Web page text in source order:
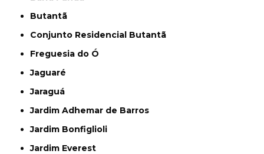
Butantã
Conjunto Residencial Butantã
Freguesia do Ó
Jaguaré
Jaraguá
Jardim Adhemar de Barros
Jardim Bonfiglioli
Jardim Everest